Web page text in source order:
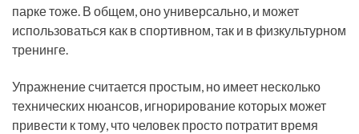
парке тоже. В общем, оно универсально, и может
использоваться как в спортивном, так и в физкультурном
тренинге.
Упражнение считается простым, но имеет несколько
технических нюансов, игнорирование которых может
привести к тому, что человек просто потратит время